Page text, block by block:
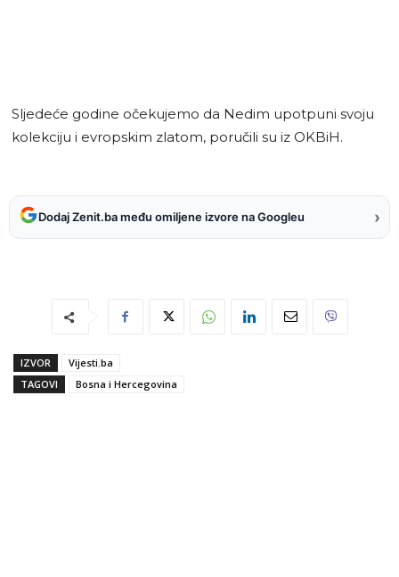
Sljedeće godine očekujemo da Nedim upotpuni svoju
kolekciju i evropskim zlatom, poručili su iz OKBiH.
Dodaj Zenit.ba među omiljene izvore na Googleu ›
IZVOR
Vijesti.ba
TAGOVI
Bosna i Hercegovina